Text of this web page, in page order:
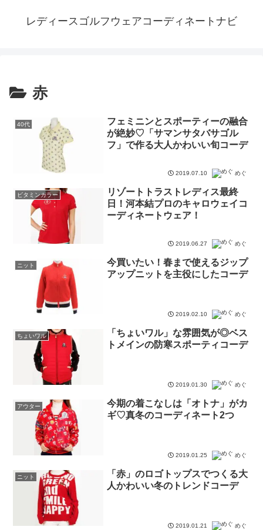
レディースゴルフウェアコーディネートナビ
赤
40代
フェミニンとスポーティーの融合
が絶妙♡「サマンサタバサゴル
フ」で作る大人かわいい旬コーデ
2019.07.10 めぐ
ビタミンカラー
リゾートトラストレディス最終
日！河本結プロのキャロウェイコ
ーディネートウェア！
2019.06.27 めぐ
ニット
今買いたい！春まで使えるジップ
アップニットを主役にしたコーデ
2019.02.10 めぐ
ちょいワル
「ちょいワル」な雰囲気が◎ベス
トメインの防寒スポーティコーデ
2019.01.30 めぐ
アウター
今期の着こなしは「オトナ」がカ
ギ♡真冬のコーディネート2つ
2019.01.25 めぐ
ニット
「赤」のロゴトップスでつくる大
人かわいい冬のトレンドコーデ
2019.01.21 めぐ